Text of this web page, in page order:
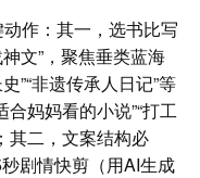
作：其一，选书比写
文”，聚焦垂类蓝海
”“非遗传承人日记”等
妈妈看的小说”“打工
其二，文案结构必
剧情快剪（用AI生成